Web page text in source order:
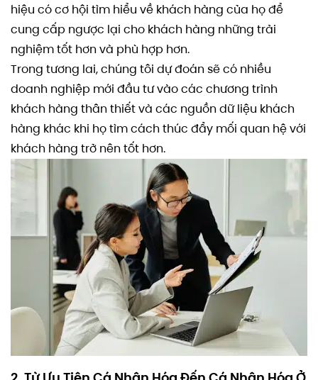
hiệu có cơ hội tìm hiểu về khách hàng của họ để
cung cấp ngược lại cho khách hàng những trải
nghiệm tốt hơn và phù hợp hơn.
Trong tương lai, chúng tôi dự đoán sẽ có nhiều
doanh nghiệp mới đầu tư vào các chương trình
khách hàng thân thiết và các nguồn dữ liệu khách
hàng khác khi họ tìm cách thúc đẩy mối quan hệ với
khách hàng trở nên tốt hơn.